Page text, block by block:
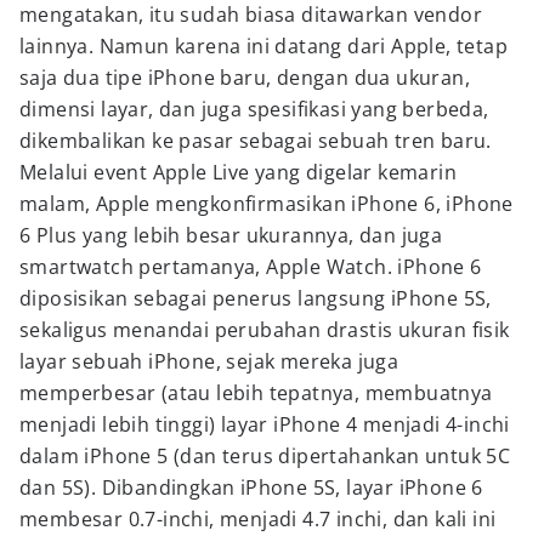
mengatakan, itu sudah biasa ditawarkan vendor
lainnya. Namun karena ini datang dari Apple, tetap
saja dua tipe iPhone baru, dengan dua ukuran,
dimensi layar, dan juga spesifikasi yang berbeda,
dikembalikan ke pasar sebagai sebuah tren baru.
Melalui event Apple Live yang digelar kemarin
malam, Apple mengkonfirmasikan iPhone 6, iPhone
6 Plus yang lebih besar ukurannya, dan juga
smartwatch pertamanya, Apple Watch. iPhone 6
diposisikan sebagai penerus langsung iPhone 5S,
sekaligus menandai perubahan drastis ukuran fisik
layar sebuah iPhone, sejak mereka juga
memperbesar (atau lebih tepatnya, membuatnya
menjadi lebih tinggi) layar iPhone 4 menjadi 4-inchi
dalam iPhone 5 (dan terus dipertahankan untuk 5C
dan 5S). Dibandingkan iPhone 5S, layar iPhone 6
membesar 0.7-inchi, menjadi 4.7 inchi, dan kali ini